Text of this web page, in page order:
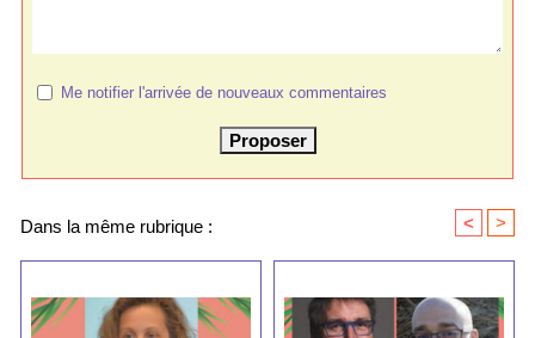
Me notifier l'arrivée de nouveaux commentaires
Dans la même rubrique : < >